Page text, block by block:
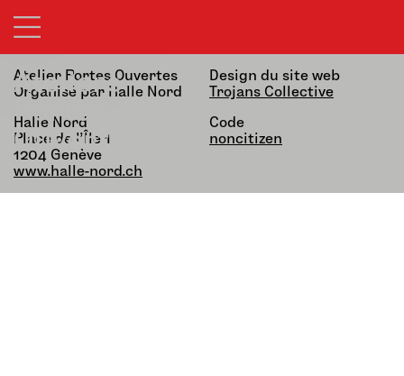
Ateliers
Portes
Ouvertes
Atelier Portes Ouvertes
Organisé par Halle Nord
Halle Nord
Place de l’Île 1,
1204 Genève
www.halle-nord.ch
Design du site web
Trojans Collective
Code
noncitizen